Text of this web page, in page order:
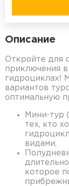
Описание
Откройте для
приключения
гидроциклах!
вариантов
оптимальную
Мини-тур
тех, кто
видами.
которое